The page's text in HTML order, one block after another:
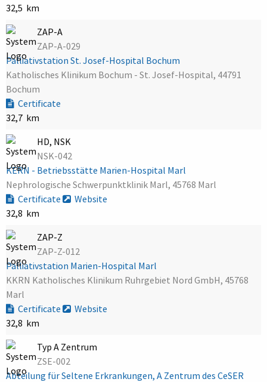
32,5 km
ZAP-A
ZAP-A-029
Palliativstation St. Josef-Hospital Bochum
Katholisches Klinikum Bochum - St. Josef-Hospital, 44791
Bochum
Certificate
32,7 km
HD, NSK
NSK-042
KERN - Betriebsstätte Marien-Hospital Marl
Nephrologische Schwerpunktklinik Marl, 45768 Marl
Certificate
Website
32,8 km
ZAP-Z
ZAP-Z-012
Palliativstation Marien-Hospital Marl
KKRN Katholisches Klinikum Ruhrgebiet Nord GmbH, 45768
Marl
Certificate
Website
32,8 km
Typ A Zentrum
ZSE-002
Abteilung für Seltene Erkrankungen, A Zentrum des CeSER